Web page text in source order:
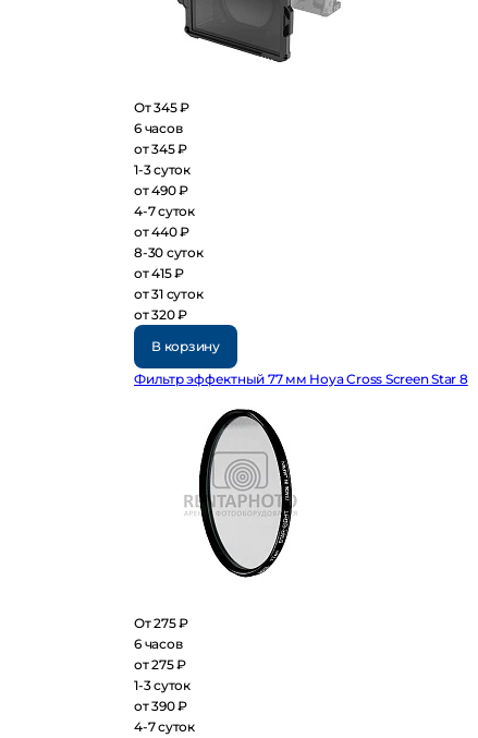
От 345 ₽
6 часов
от 345 ₽
1-3 суток
от 490 ₽
4-7 суток
от 440 ₽
8-30 суток
от 415 ₽
от 31 суток
от 320 ₽
В корзину
Фильтр эффектный 77 мм Hoya Cross Screen Star 8
От 275 ₽
6 часов
от 275 ₽
1-3 суток
от 390 ₽
4-7 суток